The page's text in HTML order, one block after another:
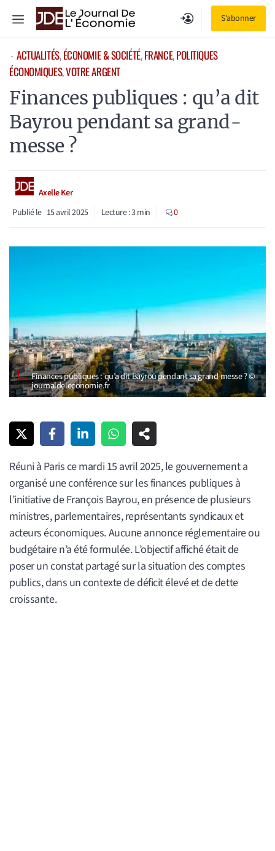
S'abonner
Menu
⋅ ACTUALITÉS, ÉCONOMIE & SOCIÉTÉ, FRANCE, POLITIQUES
ÉCONOMIQUES, VOTRE ARGENT
Finances publiques : qu’a dit
Bayrou pendant sa grand-
messe ?
Axelle Ker
Publié le 15 avril 2025 Lecture :3min 0
Finances publiques : qu’a dit Bayrou pendant sa grand-messe ? ©
journaldeleconomie.fr
Réuni à Paris ce mardi 15 avril 2025, le gouvernement a
organisé une conférence sur les finances publiques à
l’initiative de François Bayrou, en présence de plusieurs
ministres, parlementaires, représentants syndicaux et
acteurs économiques. Aucune annonce réglementaire ou
budgétaire n’a été formulée. L’objectif affiché était de
poser un constat partagé sur la situation des comptes
publics, dans un contexte de déficit élevé et de dette
croissante.